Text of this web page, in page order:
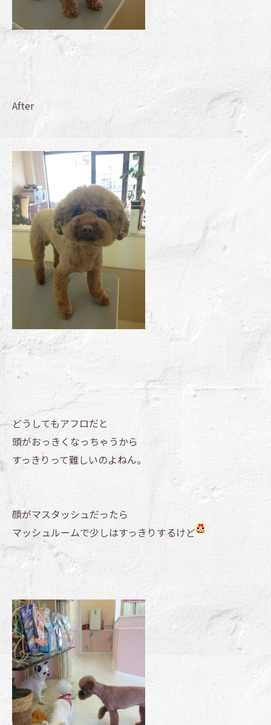
After
どうしてもアフロだと
頭がおっきくなっちゃうから
すっきりって難しいのよねん。
顔がマスタッシュだったら
マッシュルームで少しはすっきりするけど